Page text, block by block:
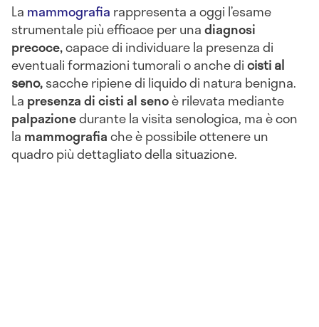
La mammografia rappresenta a oggi l’esame
strumentale più efficace per unadiagnosi
precoce,capace di individuare la presenza di
eventuali formazioni tumorali o anche dicisti al
seno,sacche ripiene di liquido di natura benigna.
La presenza di cisti al senoè rilevata mediante
palpazionedurante la visita senologica, ma è con
la mammografiache è possibile ottenere un
quadro più dettagliato della situazione.